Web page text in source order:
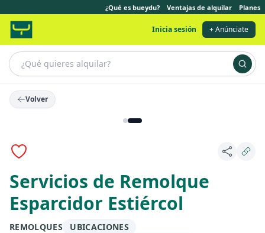
¿Qué es bueydu? Ventajas de alquilar Planes
Inicia sesión + Anúnciate
Volver
Servicios de Remolque
Esparcidor Estiércol
REMOLQUES
UBICACIONES